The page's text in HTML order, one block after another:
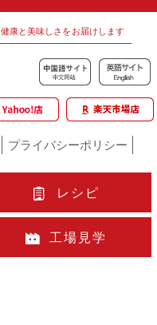
健康と美味しさをお届けします
プライバシーポリシー
レシピ
工場見学